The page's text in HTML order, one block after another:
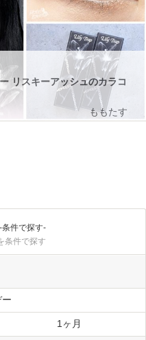
リスキーアッシュのカラコ
ももたす
-条件で探す-
条件で探す
ー
1ヶ月